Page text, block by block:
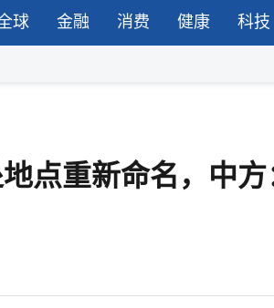
球 金融 消费 健康 科技
点重新命名，中